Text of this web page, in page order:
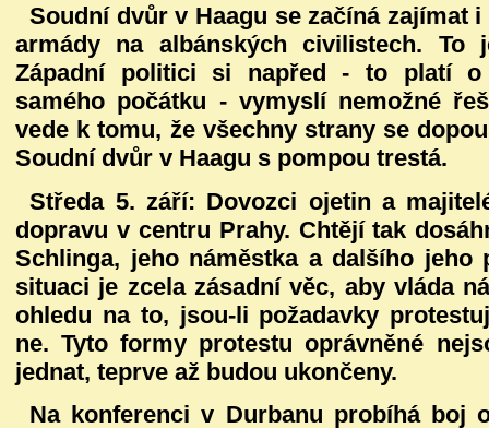
Soudní dvůr v Haagu se začíná zajímat
armády na albánských civilistech. To
Západní politici si napřed - to platí o
samého počátku - vymyslí nemožné
vede k tomu, že všechny strany se
Soudní dvůr v Haagu s pompou trestá.
Středa 5. září: Dovozci ojetin a
dopravu v centru Prahy. Chtějí tak
Schlinga, jeho náměstka a dalšího jeho
situaci je zcela zásadní věc, aby vláda
ohledu na to, jsou-li požadavky
ne. Tyto formy protestu oprávněné
jednat, teprve až budou ukončeny.
Na konferenci v Durbanu probíhá boj